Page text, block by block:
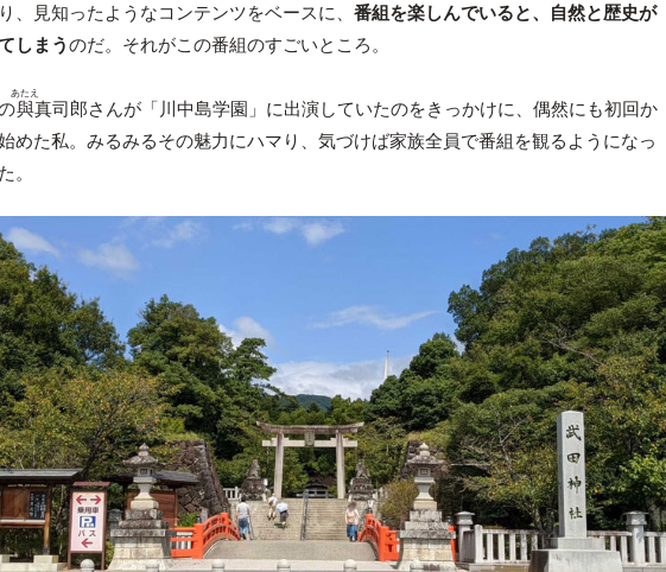
、見知ったようなコンテンツをベースに、番組を楽しんでいると、自然と歴史が
しまうのだ。それがこの番組のすごいところ。
與
あたえ
真司郎さんが「川中島学園」に出演していたのをきっかけに、偶然にも初回か
めた私。みるみるその魅力にハマり、気づけば家族全員で番組を観るようになっ
。